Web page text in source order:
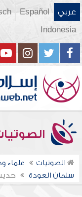
عربي Español
Indonesia
الصوتيات علماء
سلمان العودة